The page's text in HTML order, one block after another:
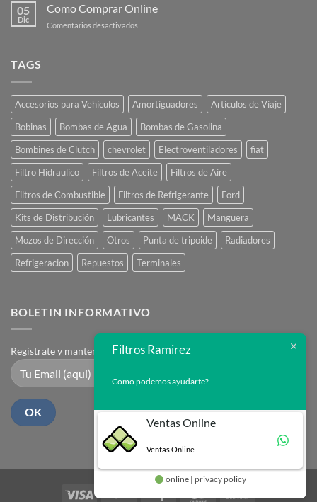
05
Dic
Como Comprar Online
Comentarios desactivados
TAGS
Accesorios para Vehículos Amortiguadores
Artículos de Viaje
Bobinas
Bombas de Agua
Bombas de Gasolina
Bombines de Clutch
chevrolet Electroventiladores
fiat
Filtro Hidraulico
Filtros de Aceite
Filtros de Aire
Filtros de Combustible
Filtros de Refrigerante
Ford
Kits de Distribución
Lubricantes MACK
Manguera
Mozos de Dirección
Otros Punta de tripoide
Radiadores
Refrigeracion
Repuestos Terminales
BOLETIN INFORMATIVO
Registrate y mantente en contacto
Visa
Filtros Ramirez
Como podemos ayudarte?
Ventas Online
Ventas Online
online | privacy policy